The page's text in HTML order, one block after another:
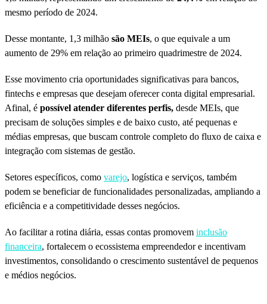
mesmo período de 2024.
Desse montante, 1,3 milhão são MEIs, o que equivale a um
aumento de 29% em relação ao primeiro quadrimestre de 2024.
Esse movimento cria oportunidades significativas para bancos,
fintechs e empresas que desejam oferecer conta digital empresarial.
Afinal, é possível atender diferentes perfis, desde MEIs, que
precisam de soluções simples e de baixo custo, até pequenas e
médias empresas, que buscam controle completo do fluxo de caixa e
integração com sistemas de gestão.
Setores específicos, como varejo, logística e serviços, também
podem se beneficiar de funcionalidades personalizadas, ampliando a
eficiência e a competitividade desses negócios.
Ao facilitar a rotina diária, essas contas promovem inclusão
financeira, fortalecem o ecossistema empreendedor e incentivam
investimentos, consolidando o crescimento sustentável de pequenos
e médios negócios.